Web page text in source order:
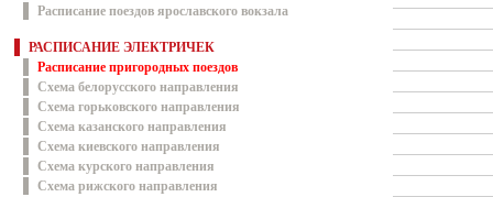
Расписание поездов ярославского вокзала
РАСПИСАНИЕ ЭЛЕКТРИЧЕК
Расписание пригородных поездов
Схема белорусского направления
Схема горьковского направления
Схема казанского направления
Схема киевского направления
Схема курского направления
Схема рижского направления